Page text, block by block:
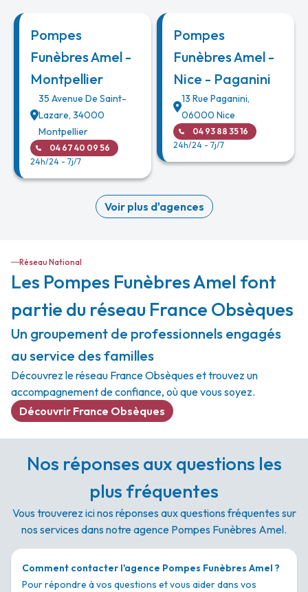
Pompes
Funèbres Amel -
Montpellier
35 Avenue De Saint-
Lazare, 34000
Montpellier
04 67 40 09 56
24h/24 - 7j/7
Pompes
Funèbres Amel -
Nice - Paganini
13 Rue Paganini,
06000 Nice
04 93 88 35 16
24h/24 - 7j/7
Voir plus d'agences
Réseau National
Les Pompes Funèbres Amel font
partie du réseau France Obsèques
Un groupement de professionnels engagés
au service des familles
Découvrez le réseau France Obsèques et trouvez un
accompagnement de confiance, où que vous soyez.
Découvrir France Obsèques
Nos réponses aux questions les
plus fréquentes
Vous trouverez ici nos réponses aux questions fréquentes sur
nos services dans notre agence Pompes Funèbres Amel.
Comment contacter l'agence Pompes Funèbres Amel ?
Pour répondre à vos questions et vous aider dans vos